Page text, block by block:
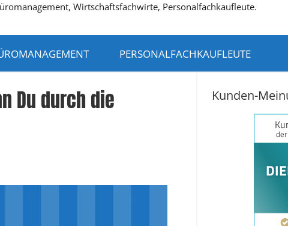
Wirtschaftsfachwirte, Personalfachkaufleute.
PERSONALFACHKAUFLEUTE
Du durch die
Kunden-